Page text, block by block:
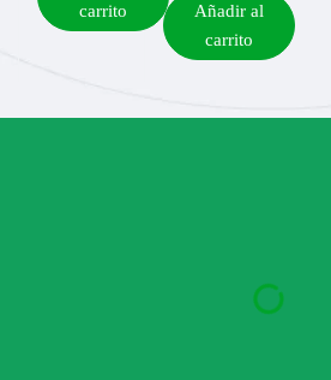
carrito
Añadir al
carrito